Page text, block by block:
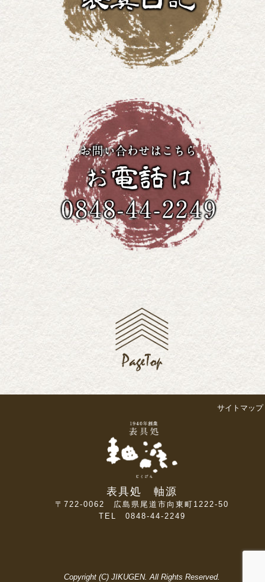
サイトマップ
表具処 軸源
〒722-0062 広島県尾道市向東町1222-50
TEL 0848-44-2249
Copyright (C) JIKUGEN. All Rights Reserved.